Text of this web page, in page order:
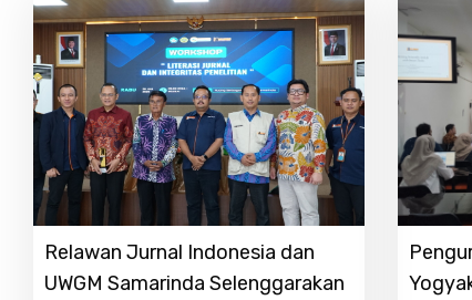
Relawan Jurnal Indonesia dan
UWGM Samarinda Selenggarakan